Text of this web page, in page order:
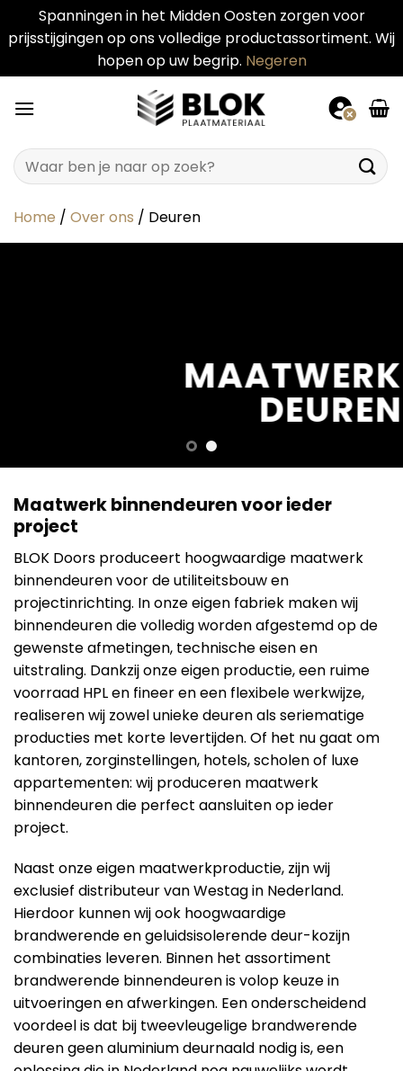
Spanningen in het Midden Oosten zorgen voor
prijsstijgingen op ons volledige productassortiment. Wij
hopen op uw begrip. Negeren
naar
Zoeken
naar:
Home / Over ons / Deuren
MAATWERK
DEUREN
Maatwerk binnendeuren voor ieder
project
BLOK Doors produceert hoogwaardige maatwerk
binnendeuren voor de utiliteitsbouw en
projectinrichting. In onze eigen fabriek maken wij
binnendeuren die volledig worden afgestemd op de
gewenste afmetingen, technische eisen en
uitstraling. Dankzij onze eigen productie, een ruime
voorraad HPL en fineer en een flexibele werkwijze,
realiseren wij zowel unieke deuren als seriematige
producties met korte levertijden. Of het nu gaat om
kantoren, zorginstellingen, hotels, scholen of luxe
appartementen: wij produceren maatwerk
binnendeuren die perfect aansluiten op ieder
project.
Naast onze eigen maatwerkproductie, zijn wij
exclusief distributeur van Westag in Nederland.
Hierdoor kunnen wij ook hoogwaardige
brandwerende en geluidsisolerende deur-kozijn
combinaties leveren. Binnen het assortiment
brandwerende binnendeuren is volop keuze in
uitvoeringen en afwerkingen. Een onderscheidend
voordeel is dat bij tweevleugelige brandwerende
deuren geen aluminium deurnaald nodig is, een